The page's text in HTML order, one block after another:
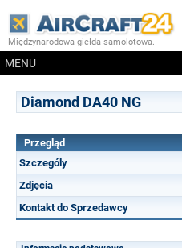
Międzynarodowa giełda samolotowa.
MENU
Diamond DA40 NG
Przegląd
Szczególy
Zdjęcia
Kontakt do Sprzedawcy